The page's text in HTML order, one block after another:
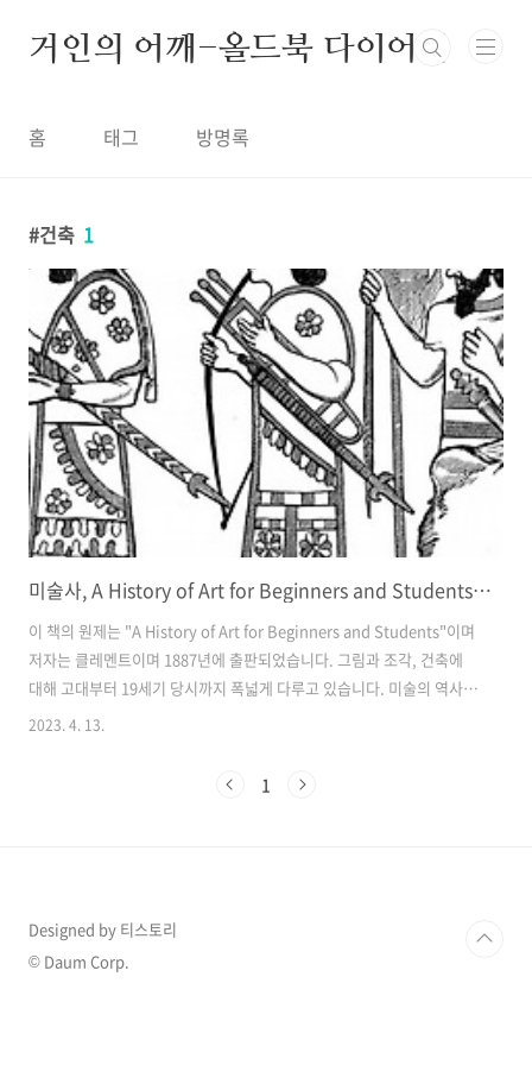
거인의 어깨-올드북 다이어리
홈 태그 방명록
건축 1
미술사, A History of Art for Beginners and Students_1887
이 책의 원제는 "A History of Art for Beginners and Students"이며
저자는 클레멘트이며 1887년에 출판되었습니다. 그림과 조각, 건축에
대해 고대부터 19세기 당시까지 폭넓게 다루고 있습니다. 미술의 역사에
대해 살펴보며 작품의 삽화도 같이 구성되어 있어 미술의 문외한들도 쉽
독교 시대까지 이 부분은 이집트, 아시리아, 바빌론, 그리스, 그리고 이탈
2023. 4. 13.
1
Designed by 티스토리
© Daum Corp.